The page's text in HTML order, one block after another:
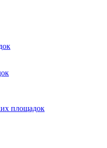
площадок